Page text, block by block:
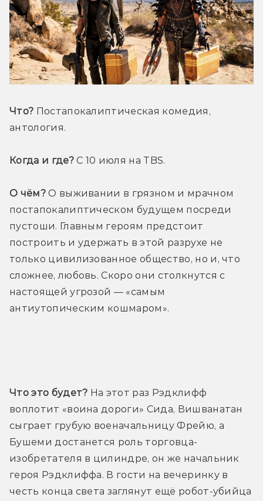
Что? Постапокалиптическая комедия,
антология.
Когда и где? С 10 июля на TBS.
О чём? О выживании в грязном и мрачном
постапокалиптическом будущем посреди
пустоши. Главным героям предстоит
построить и удержать в этой разрухе не
только цивилизованное общество, но и, что
сложнее, любовь. Скоро они столкнутся с
настоящей угрозой — «самым
антиутопическим кошмаром».
Что это будет? На этот раз Рэдклифф
воплотит «воина дороги» Сида, Вишванатан
сыграет грубую военачальницу Фрейю, а
Бушеми достанется роль торговца-
изобретателя в цилиндре, он же начальник
героя Рэдклиффа. В гости на вечеринку в
честь конца света заглянут ещё робот-убийца